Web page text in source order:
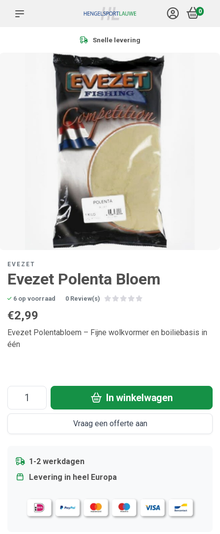
0
Meer dan 1.000 producten
EVEZET
Evezet Polenta Bloem
6 op voorraad 0 Review(s)
€2,99
Evezet Polentabloem – Fijne wolkvormer en boiliebasis in
één
In winkelwagen
Vraag een offerte aan
1-2 werkdagen
Levering in heel Europa